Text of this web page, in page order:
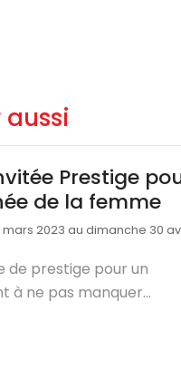
Prestige
de la femme
2023 au dimanche 30
de prestige pour un
à ne pas manquer...